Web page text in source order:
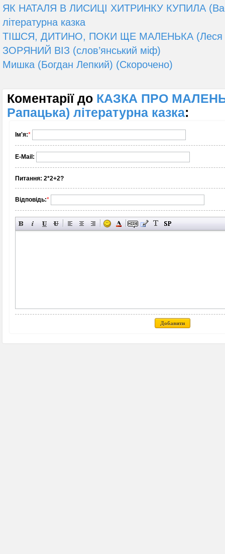
ЯК НАТАЛЯ В ЛИСИЦІ ХИТРИНКУ КУПИЛА
літературна казка
ТІШСЯ, ДИТИНО, ПОКИ ЩЕ МАЛЕНЬКА (Леся
ЗОРЯНИЙ ВІЗ (слов’янський міф)
Мишка (Богдан Лепкий) (Скорочено)
Коментарії до КАЗКА ПРО
Рапацька) літературна казка:
Ім'я:*
E-Mail:
Питання: 2*2+2?
Відповідь:*
Добавити